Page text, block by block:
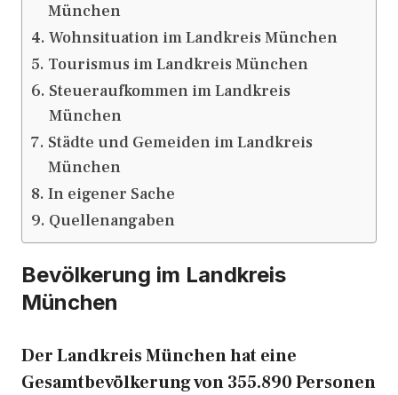
München
Wohnsituation im Landkreis München
Tourismus im Landkreis München
Steueraufkommen im Landkreis
München
Städte und Gemeiden im Landkreis
München
In eigener Sache
Quellenangaben
Bevölkerung im Landkreis
München
Der Landkreis München hat eine
Gesamtbevölkerung von 355.890 Personen